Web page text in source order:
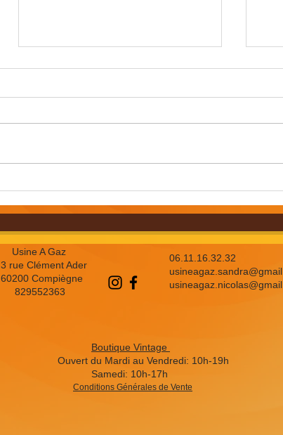
l'Usine à gaz, à
Compiègne
Usine A Gaz
3 rue Clément Ader
60200 Compiègne
829552363
06.11.16.32.32
Boutique Vintage
Ouvert du Mardi au Vendredi: 10h-19h
Samedi: 10h-17h
Conditions Générales de Vente